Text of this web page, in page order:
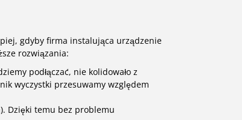
gdyby firma instalująca urządzenie
rozwiązania:
podłączać, nie kolidowało z
wyczystki przesuwamy względem
Dzięki temu bez problemu